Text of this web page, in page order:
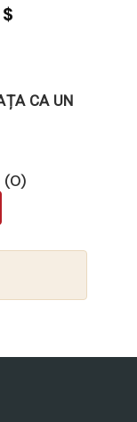
CA UN
(0)